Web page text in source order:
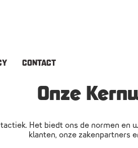
CONTACT
Onze
tactiek. Het biedt ons de normen
klanten, onze zakenpartners